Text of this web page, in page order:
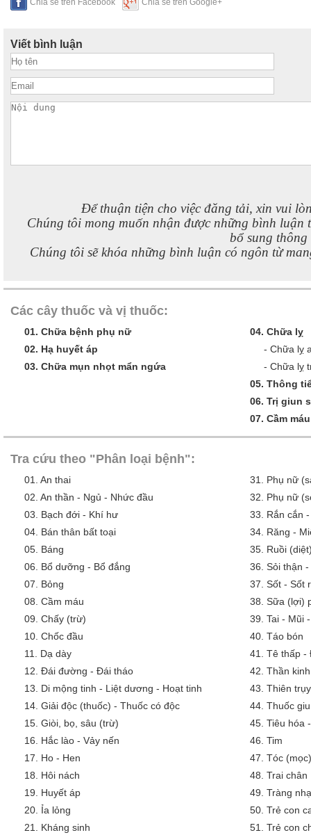
Chia sẻ trên Facebook Chia sẻ trên Google+
Viết bình luận
Để thuận tiện cho việc đăng tải, xin vui
Chúng tôi mong muốn nhận được những bình luận
bổ sung
Chúng tôi sẽ khóa những bình luận có ngôn từ
Các cây thuốc và vị thuốc:
01. Chữa bệnh phụ nữ
02. Hạ huyết áp
03. Chữa mụn nhọt mẩn ngứa
04. Chữa lỵ
- Chữa lỵ
- Chữa lỵ
05. Thông
06. Trị giun
07. Cầm máu
Tra cứu theo "Phân loại bệnh":
01. An thai
02. An thần - Ngủ - Nhức đầu
03. Bạch đới - Khí hư
04. Bán thân bất toại
05. Báng
06. Bổ dưỡng - Bổ đắng
07. Bỏng
08. Cầm máu
09. Chấy (trừ)
10. Chốc đầu
11. Dạ dày
12. Đái đường - Đái tháo
13. Di mộng tinh - Liệt dương - Hoạt tinh
14. Giải độc (thuốc) - Thuốc có độc
15. Giòi, bọ, sâu (trừ)
16. Hắc lào - Vảy nến
17. Ho - Hen
18. Hôi nách
19. Huyết áp
20. Ỉa lỏng
21. Kháng sinh
31. Phụ nữ
32. Phụ nữ
33. Rắn cắn
34. Răng -
35. Ruồi
36. Sỏi thận
37. Sốt - Sốt
38. Sữa (lợi)
39. Tai - Mũi
40. Táo bón
41. Tê thấp -
42. Thần
43. Thiên trụy
44. Thuốc
45. Tiêu hóa
46. Tim
47. Tóc
48. Trai chân
49. Tràng
50. Trẻ con
51. Trẻ con